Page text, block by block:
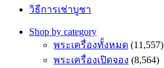
วิธีการเช่าบูชา
Shop by category
พระเครื่องทั้งหมด (11,557)
พระเครื่องเปิดจอง (8,564)